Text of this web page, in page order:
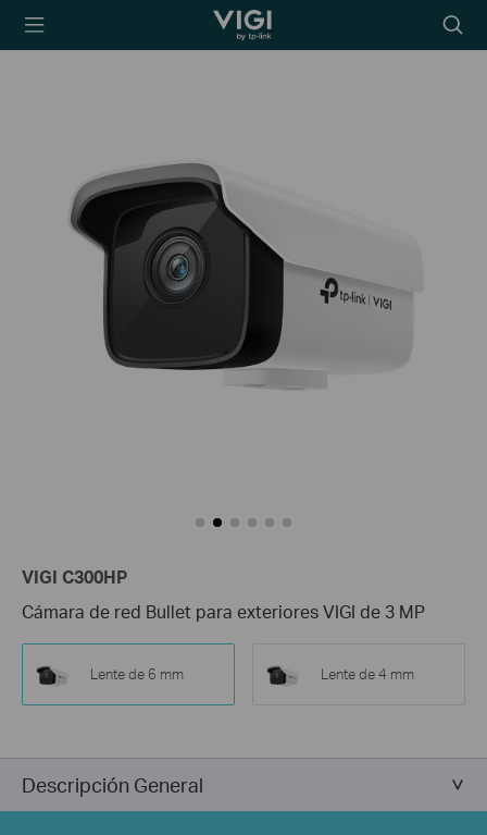
TP-Link, Reliably
icon
VIGI C300HP
Cámara de red Bullet para exteriores VIGI de 3 MP
Lente de 6 mm Lente de 4 mm
Descripción General